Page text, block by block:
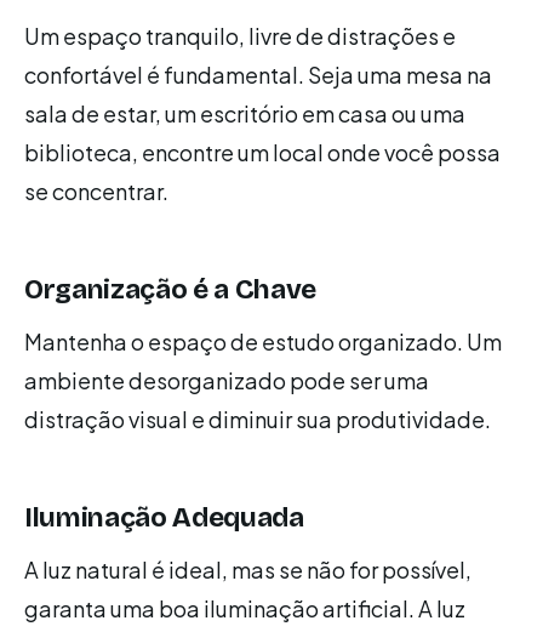
Um espaço tranquilo, livre de distrações e
confortável é fundamental. Seja uma mesa na
sala de estar, um escritório em casa ou uma
biblioteca, encontre um local onde você possa
se concentrar.
Organização é a Chave
Mantenha o espaço de estudo organizado. Um
ambiente desorganizado pode ser uma
distração visual e diminuir sua produtividade.
Iluminação Adequada
A luz natural é ideal, mas se não for possível,
garanta uma boa iluminação artificial. A luz